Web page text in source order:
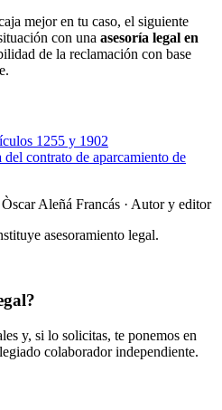
mejor en tu caso, el siguiente
con una asesoría legal en
de la reclamación con base
1255 y 1902
contrato de aparcamiento de
Aleñá Francás · Autor y editor
asesoramiento legal.
y, si lo solicitas, te ponemos en
colaborador independiente.